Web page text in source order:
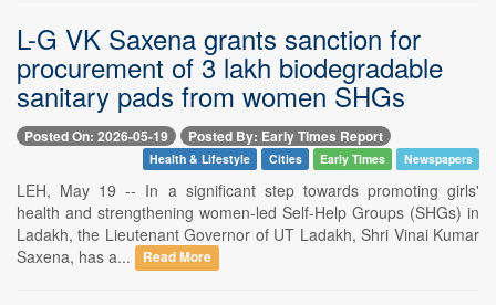
L-G VK Saxena grants sanction for
procurement of 3 lakh biodegradable
sanitary pads from women SHGs
Posted On: 2026-05-19 Posted By: Early Times Report
Health & Lifestyle Cities Early Times Newspapers
LEH, May 19 -- In a significant step towards promoting girls'
health and strengthening women-led Self-Help Groups (SHGs) in
Ladakh, the Lieutenant Governor of UT Ladakh, Shri Vinai Kumar
Saxena, has a...
Read More